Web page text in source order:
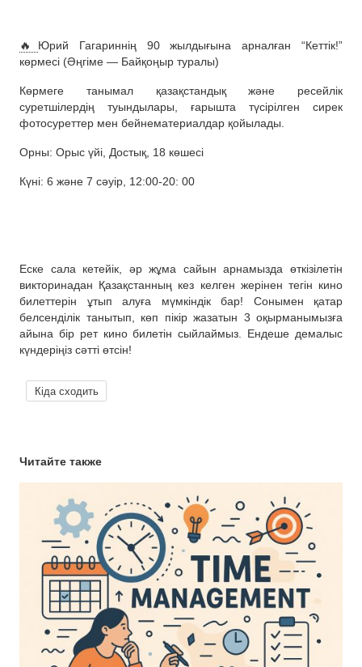
🔥 Юрий Гагариннің 90 жылдығына арналған “Кеттік!”
көрмесі (Әңгіме — Байқоңыр туралы)
Көрмеге танымал қазақстандық және ресейлік
суретшілердің туындылары, ғарышта түсірілген сирек
фотосуреттер мен бейнематериалдар қойылады.
Орны: Орыс үйі, Достық, 18 көшесі
Күні: 6 және 7 сәуір, 12:00-20: 00
Еске сала кетейік, әр жұма сайын арнамызда өткізілетін
викторинадан Қазақстанның кез келген жерінен тегін кино
билеттерін ұтып алуға мүмкіндік бар! Сонымен қатар
белсенділік танытып, көп пікір жазатын 3 оқырманымызға
айына бір рет кино билетін сыйлаймыз. Ендеше демалыс
күндеріңіз сәтті өтсін!
Кіда сходить
Читайте также